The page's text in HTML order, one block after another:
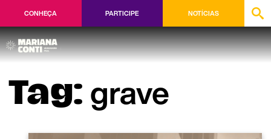
CONHEÇA PARTICIPE NOTÍCIAS
Tag: grave